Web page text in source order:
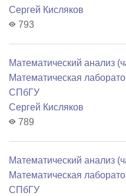
Сергей Кисляков
793
Математический анализ
Математичеcкая
СПбГУ
Сергей Кисляков
789
Математический анализ
Математичеcкая
СПбГУ